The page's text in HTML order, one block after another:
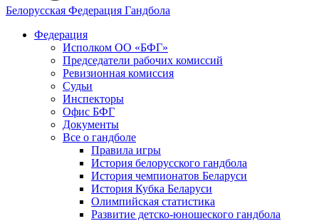
Белорусская Федерация Гандбола
Федерация
Исполком ОО «БФГ»
Председатели рабочих комиссий
Ревизионная комиссия
Судьи
Инспекторы
Офис БФГ
Документы
Все о гандболе
Правила игры
История белорусского гандбола
История чемпионатов Беларуси
История Кубка Беларуси
Олимпийская статистика
Развитие детско-юношеского гандбола